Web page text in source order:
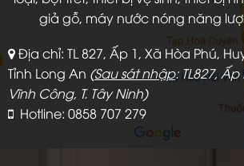
giả gỗ, máy nước nóng năng
Địa chỉ: TL 827, Ấp 1, Xã Hòa Phú,
Tỉnh Long An (Sau sát nhập: TL827,
Vĩnh Công, T. Tây Ninh)
Hotline: 0858 707 279